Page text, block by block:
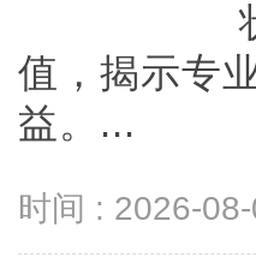
值，揭示专
益。...
时间 : 2026-08-